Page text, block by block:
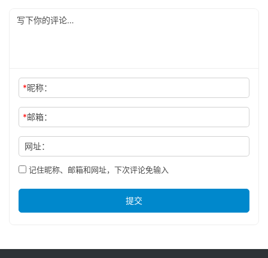
*昵称：
*邮箱：
网址：
记住昵称、邮箱和网址，下次评论免输入
提交